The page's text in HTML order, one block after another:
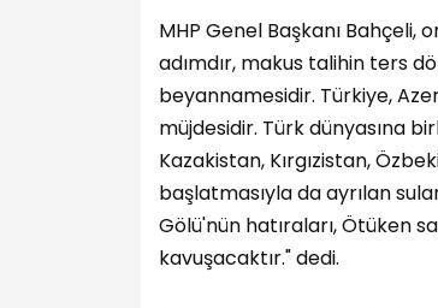
MHP Genel Başkanı
adımdır, makus talihin ters
beyannamesidir. Türkiye,
müjdesidir. Türk dünyasına
Kazakistan, Kırgızistan,
başlatmasıyla da ayrılan
Gölü'nün hatıraları, Ötüken
kavuşacaktır." dedi.